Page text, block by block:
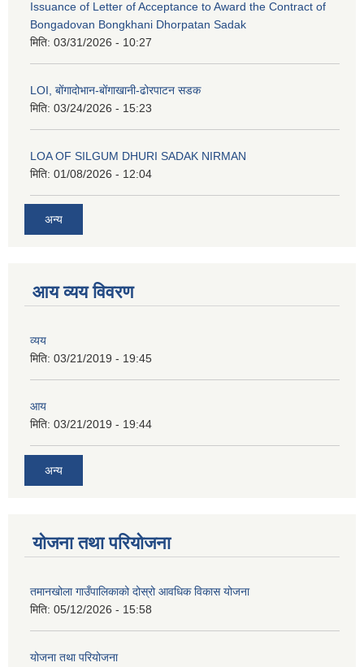
Issuance of Letter of Acceptance to Award the Contract of
Bongadovan Bongkhani Dhorpatan Sadak
मिति: 03/31/2026 - 10:27
LOI, बोंगादोभान-बोंगाखानी-ढोरपाटन सडक
मिति: 03/24/2026 - 15:23
LOA OF SILGUM DHURI SADAK NIRMAN
मिति: 01/08/2026 - 12:04
अन्य
आय व्यय विवरण
व्यय
मिति: 03/21/2019 - 19:45
आय
मिति: 03/21/2019 - 19:44
अन्य
योजना तथा परियोजना
तमानखोला गाउँपालिकाको दोस्रो आवधिक विकास योजना
मिति: 05/12/2026 - 15:58
योजना तथा परियोजना